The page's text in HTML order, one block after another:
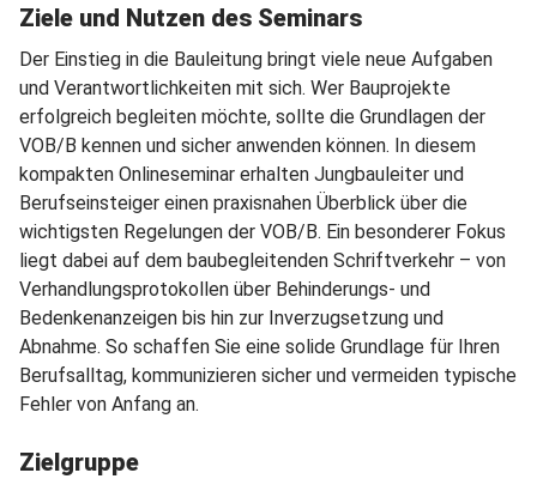
Ziele und Nutzen des Seminars
Der Einstieg in die Bauleitung bringt viele neue Aufgaben
und Verantwortlichkeiten mit sich. Wer Bauprojekte
erfolgreich begleiten möchte, sollte die Grundlagen der
VOB/B kennen und sicher anwenden können. In diesem
kompakten Onlineseminar erhalten Jungbauleiter und
Berufseinsteiger einen praxisnahen Überblick über die
wichtigsten Regelungen der VOB/B. Ein besonderer Fokus
liegt dabei auf dem baubegleitenden Schriftverkehr – von
Verhandlungsprotokollen über Behinderungs- und
Bedenkenanzeigen bis hin zur Inverzugsetzung und
Abnahme. So schaffen Sie eine solide Grundlage für Ihren
Berufsalltag, kommunizieren sicher und vermeiden typische
Fehler von Anfang an.
Zielgruppe